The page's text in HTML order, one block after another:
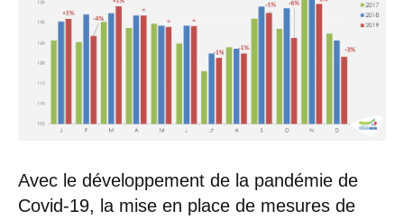
Avec le développement de la pandémie de
Covid-19, la mise en place de mesures de